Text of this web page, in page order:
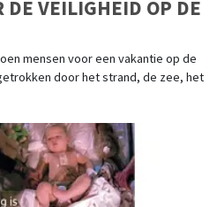
DE VEILIGHEID OP DE
mensen voor een vakantie op de
door het strand, de zee, het